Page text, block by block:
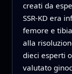
creati da
SSR-KD era
femore e
alla
dieci esperti
valutato